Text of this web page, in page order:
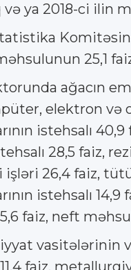
və ya 2018-ci ilin
25,1
ağacın
elektron və
istehsalı
28,5 faiz,
26,4 faiz,
istehsalı
faiz, neft
vasitələrinin
faiz,